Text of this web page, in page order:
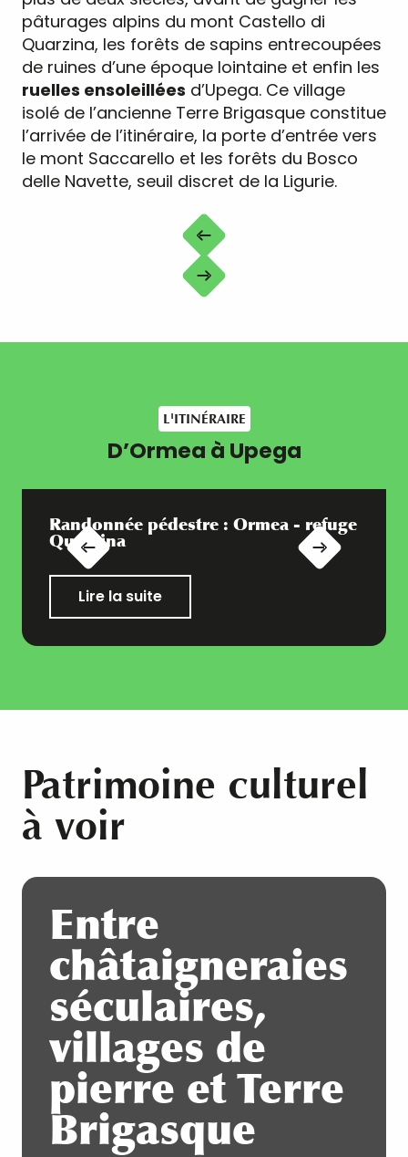
pâturages alpins du mont Castello di
Quarzina, les forêts de sapins entrecoupées
de ruines d’une époque lointaine et enfin les
ruelles ensoleillées d’Upega. Ce village
isolé de l’ancienne Terre Brigasque constitue
l’arrivée de l’itinéraire, la porte d’entrée vers
le mont Saccarello et les forêts du Bosco
delle Navette, seuil discret de la Ligurie.
L'ITINÉRAIRE
D’Ormea à Upega
Randonnée pédestre : Ormea - refuge
Quarzina
Lire la suite
Patrimoine culturel
à voir
Entre
châtaigneraies
séculaires,
villages de
pierre et Terre
Brigasque